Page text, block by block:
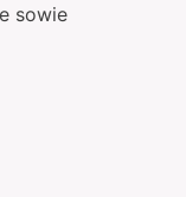
sowie